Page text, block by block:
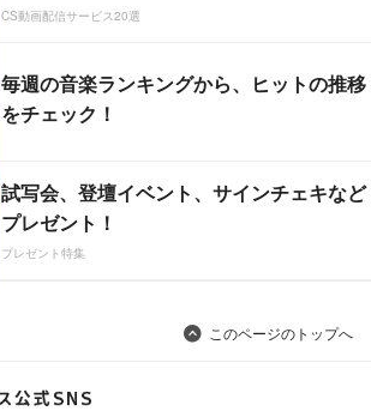
CS動画配信サービス20選
毎週の音楽ランキングから、ヒットの推移
をチェック！
試写会、登壇イベント、サインチェキなど
プレゼント！
プレゼント特集
このページのトップへ